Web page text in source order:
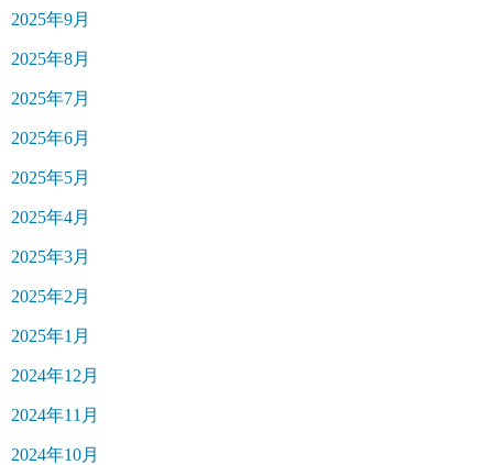
2025年9月
2025年8月
2025年7月
2025年6月
2025年5月
2025年4月
2025年3月
2025年2月
2025年1月
2024年12月
2024年11月
2024年10月